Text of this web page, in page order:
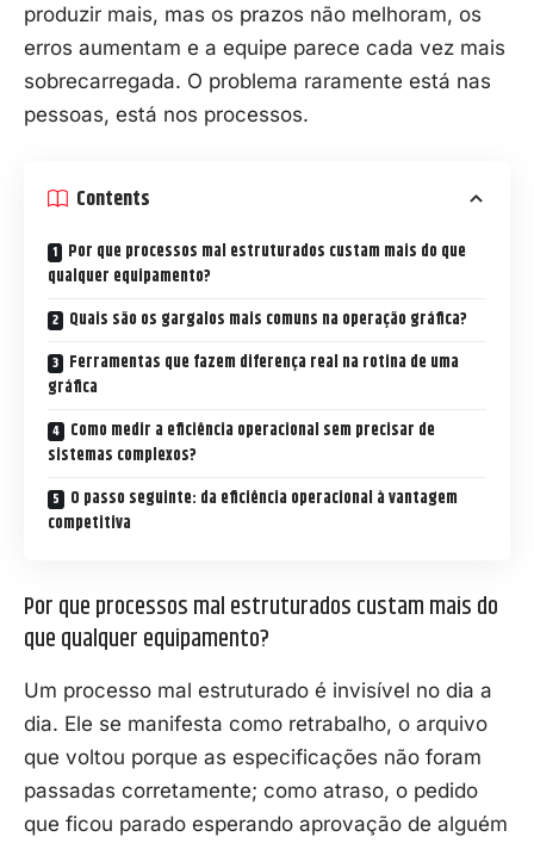
produzir mais, mas os prazos não melhoram, os
erros aumentam e a equipe parece cada vez mais
sobrecarregada. O problema raramente está nas
pessoas, está nos processos.
Contents
Por que processos mal estruturados custam mais do que
qualquer equipamento?
Quais são os gargalos mais comuns na operação gráfica?
Ferramentas que fazem diferença real na rotina de uma
gráfica
Como medir a eficiência operacional sem precisar de
sistemas complexos?
O passo seguinte: da eficiência operacional à vantagem
competitiva
Por que processos mal estruturados custam mais do
que qualquer equipamento?
Um processo mal estruturado é invisível no dia a
dia. Ele se manifesta como retrabalho, o arquivo
que voltou porque as especificações não foram
passadas corretamente; como atraso, o pedido
que ficou parado esperando aprovação de alguém